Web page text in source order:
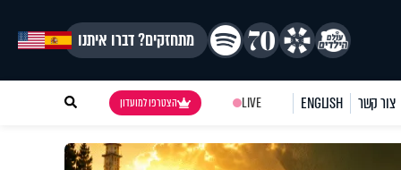
מתחזקים? דברו איתנו
צור קשר ENGLISH
LIVE הצטרפו למועדון